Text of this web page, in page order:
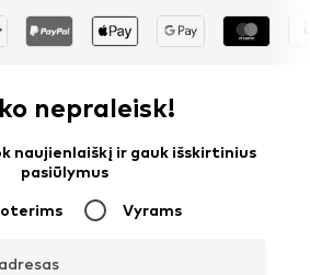
nepraleisk!
naujienlaiškį ir gauk išskirtinius
pasiūlymus
Vyrams